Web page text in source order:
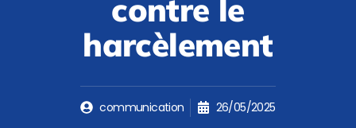
contre le
harcèlement
communication 26/05/2025